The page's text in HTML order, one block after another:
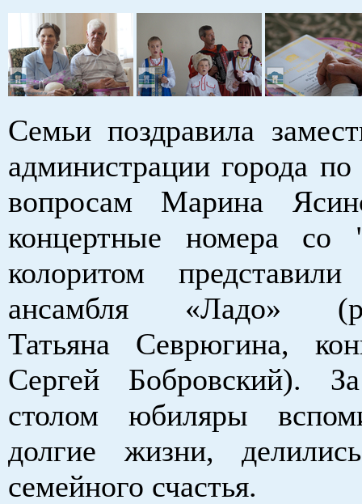
Семьи поздравила
администрации города
вопросам Марина
концертные номера со
колоритом
ансамбля «Ладо»
Татьяна Севрюгина,
Сергей Бобровский).
столом юбиляры
долгие жизни,
семейного счастья.